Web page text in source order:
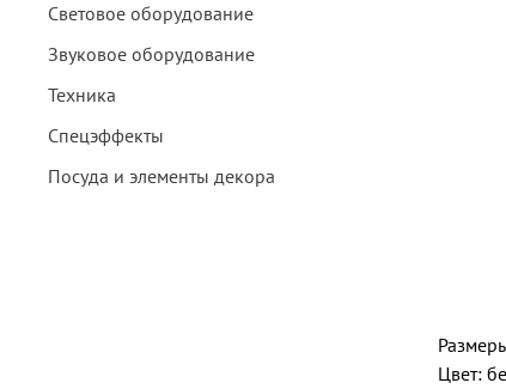
Цвет:
Световое оборудование
Звуковое оборудование
Техника
Спецэффекты
Посуда и элементы декора